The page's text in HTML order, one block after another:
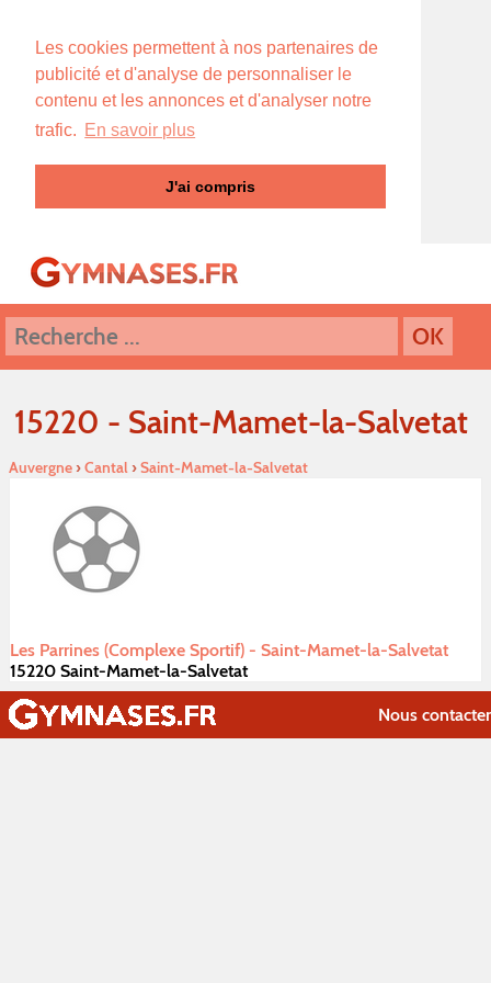
Les cookies permettent à nos partenaires de
publicité et d'analyse de personnaliser le
contenu et les annonces et d'analyser notre
trafic. En savoir plus
J'ai compris
15220 - Saint-Mamet-la-Salvetat
Auvergne›Cantal›Saint-Mamet-la-Salvetat
Les Parrines (Complexe Sportif) - Saint-Mamet-la-Salvetat
15220 Saint-Mamet-la-Salvetat
Nous contacter